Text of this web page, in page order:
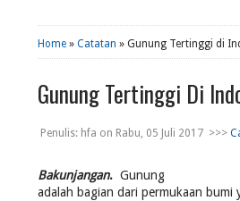
Home »Catatan » Gunung Tertinggi di
Gunung Tertinggi Di
Penulis: hfa on Rabu, 05 Juli 2017 >>>
Bakunjangan.Gunung
adalah bagian dari permukaan bumi